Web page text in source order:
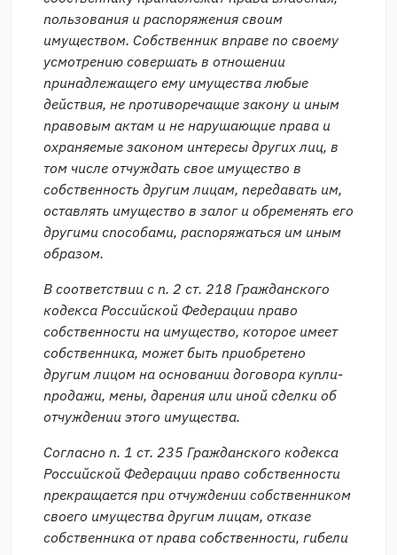
пользования и распоряжения своим
имуществом. Собственник вправе по своему
усмотрению совершать в отношении
принадлежащего ему имущества любые
действия, не противоречащие закону и иным
правовым актам и не нарушающие права и
охраняемые законом интересы других лиц, в
том числе отчуждать свое имущество в
собственность другим лицам, передавать им,
оставлять имущество в залог и обременять его
другими способами, распоряжаться им иным
образом.
В соответствии с п. 2 ст. 218 Гражданского
кодекса Российской Федерации право
собственности на имущество, которое имеет
собственника, может быть приобретено
другим лицом на основании договора купли-
продажи, мены, дарения или иной сделки об
отчуждении этого имущества.
Согласно п. 1 ст. 235 Гражданского кодекса
Российской Федерации право собственности
прекращается при отчуждении собственником
своего имущества другим лицам, отказе
собственника от права собственности, гибели